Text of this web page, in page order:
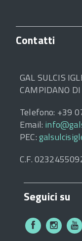
Contatti
GAL SULCIS
CAMPIDANO DI
Telefono: +39
Email:
PEC:
C.F.
Seguici su